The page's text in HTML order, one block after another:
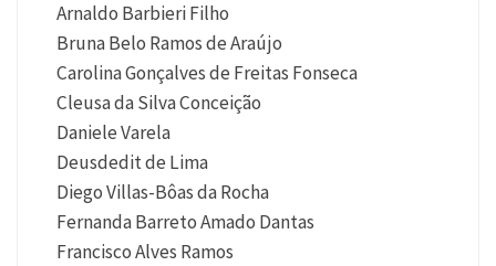
Arnaldo Barbieri Filho
Bruna Belo Ramos de Araújo
Carolina Gonçalves de Freitas Fonseca
Cleusa da Silva Conceição
Daniele Varela
Deusdedit de Lima
Diego Villas-Bôas da Rocha
Fernanda Barreto Amado Dantas
Francisco Alves Ramos